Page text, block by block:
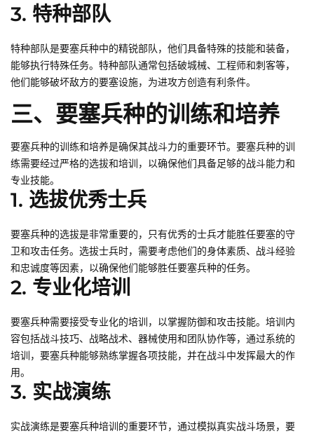
3. 特种部队
特种部队是要塞兵种中的精锐部队，他们具备特殊的技能和装备，
能够执行特殊任务。特种部队通常包括破城械、工程师和刺客等，
他们能够破坏敌方的要塞设施，为进攻方创造有利条件。
三、要塞兵种的训练和培养
要塞兵种的训练和培养是确保其战斗力的重要环节。要塞兵种的训
练需要经过严格的选拔和培训，以确保他们具备足够的战斗能力和
专业技能。
1. 选拔优秀士兵
要塞兵种的选拔是非常重要的，只有优秀的士兵才能胜任要塞的守
卫和攻击任务。选拔士兵时，需要考虑他们的身体素质、战斗经验
和忠诚度等因素，以确保他们能够胜任要塞兵种的任务。
2. 专业化培训
要塞兵种需要接受专业化的培训，以掌握防御和攻击技能。培训内
容包括战斗技巧、战略战术、器械使用和团队协作等，通过系统的
培训，要塞兵种能够熟练掌握各项技能，并在战斗中发挥最大的作
用。
3. 实战演练
实战演练是要塞兵种培训的重要环节，通过模拟真实战斗场景，要